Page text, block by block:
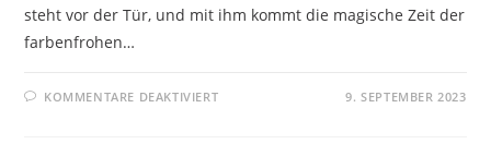
steht vor der Tür, und mit ihm kommt die magische Zeit der
farbenfrohen…
KOMMENTARE DEAKTIVIERTFÜR 9. SEPTEMBER 2023